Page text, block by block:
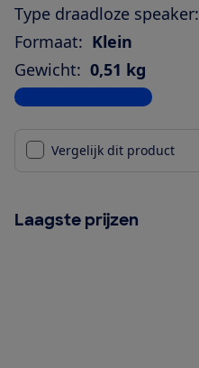
Type draadloze speaker:
Formaat: Klein
Gewicht: 0,51 kg
Bekijk alle specificaties
Vergelijk dit product
Laagste prijzen